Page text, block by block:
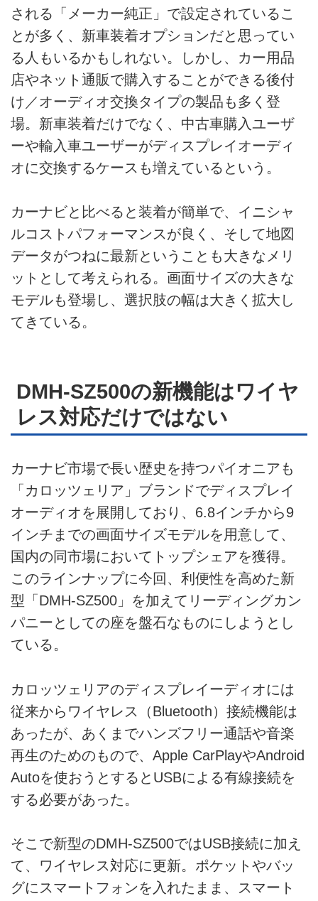
される「メーカー純正」で設定されているこ
とが多く、新車装着オプションだと思ってい
る人もいるかもしれない。しかし、カー用品
店やネット通販で購入することができる後付
け／オーディオ交換タイプの製品も多く登
場。新車装着だけでなく、中古車購入ユーザ
ーや輸入車ユーザーがディスプレイオーディ
オに交換するケースも増えているという。
カーナビと比べると装着が簡単で、イニシャ
ルコストパフォーマンスが良く、そして地図
データがつねに最新ということも大きなメリ
ットとして考えられる。画面サイズの大きな
モデルも登場し、選択肢の幅は大きく拡大し
てきている。
DMH-SZ500の新機能はワイヤ
レス対応だけではない
カーナビ市場で長い歴史を持つパイオニアも
「カロッツェリア」ブランドでディスプレイ
オーディオを展開しており、6.8インチから9
インチまでの画面サイズモデルを用意して、
国内の同市場においてトップシェアを獲得。
このラインナップに今回、利便性を高めた新
型「DMH-SZ500」を加えてリーディングカン
パニーとしての座を盤石なものにしようとし
ている。
カロッツェリアのディスプレイーディオには
従来からワイヤレス（Bluetooth）接続機能は
あったが、あくまでハンズフリー通話や音楽
再生のためのもので、Apple CarPlayやAndroid
Autoを使おうとするとUSBによる有線接続を
する必要があった。
そこで新型のDMH-SZ500ではUSB接続に加え
て、ワイヤレス対応に更新。ポケットやバッ
グにスマートフォンを入れたまま、スマート